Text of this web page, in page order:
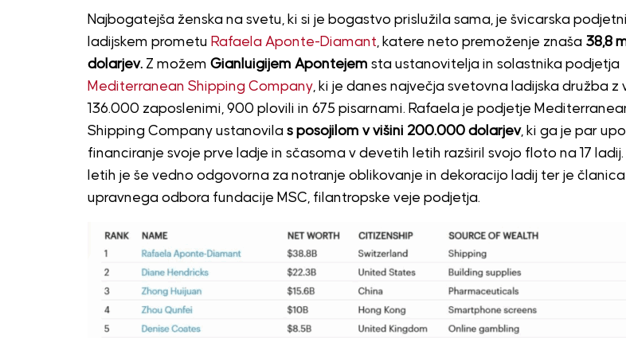
Najbogatejša ženska na svetu, ki si je bogastvo prislužila sama, je švicarska
ladijskem prometu Rafaela Aponte-Diamant, katere neto premoženje znaša 38,8
dolarjev.Z možem Gianluigijem Apontejem sta ustanovitelja in solastnika podjetja
Mediterranean Shipping Company, ki je danes največja svetovna ladijska družba z
136.000 zaposlenimi, 900 plovili in 675 pisarnami. Rafaela je podjetje
Shipping Company ustanovila s posojilom v višini 200.000 dolarjev, ki ga je par
financiranje svoje prve ladje in sčasoma v devetih letih razširil svojo floto na 17 ladij.
letih je še vedno odgovorna za notranje oblikovanje in dekoracijo ladij ter je članica
upravnega odbora fundacije MSC, filantropske veje podjetja.